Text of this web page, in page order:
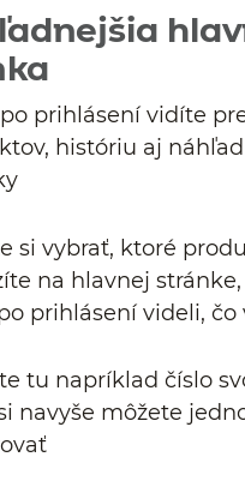
prihlásení vidíte
históriu aj
si vybrať, ktoré
na hlavnej
prihlásení videli, čo
tu napríklad číslo
navyše môžete